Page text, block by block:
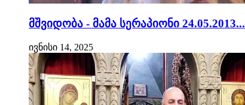
მშვიდობა - მამა სერაპიონი 24.05.2013...
ივნისი 14, 2025